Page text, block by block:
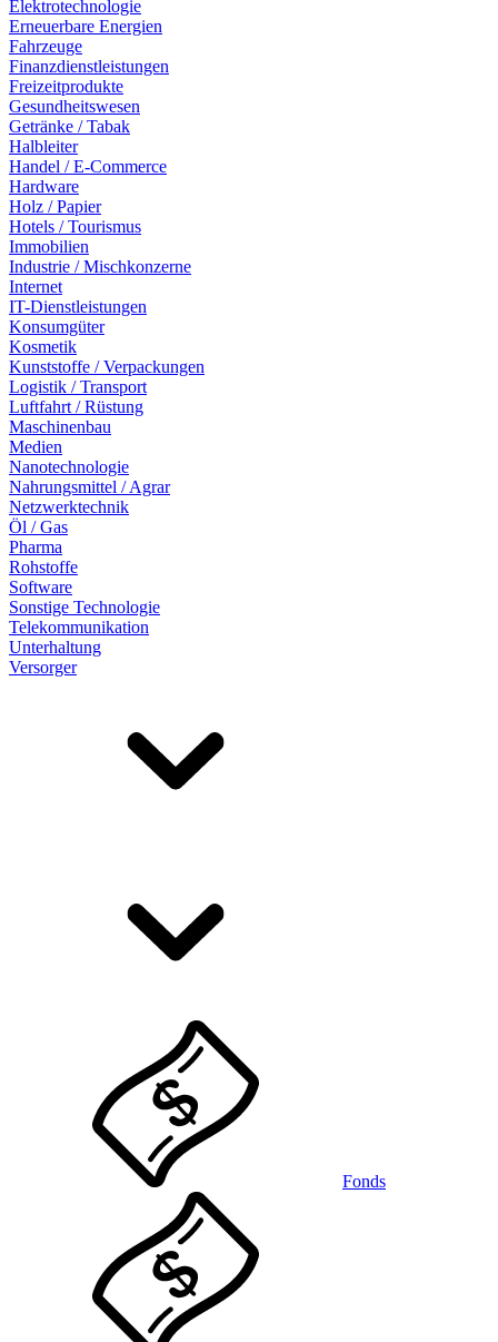
Elektrotechnologie
Erneuerbare Energien
Fahrzeuge
Finanzdienstleistungen
Freizeitprodukte
Gesundheitswesen
Getränke / Tabak
Halbleiter
Handel / E-Commerce
Hardware
Holz / Papier
Hotels / Tourismus
Immobilien
Industrie / Mischkonzerne
Internet
IT-Dienstleistungen
Konsumgüter
Kosmetik
Kunststoffe / Verpackungen
Logistik / Transport
Luftfahrt / Rüstung
Maschinenbau
Medien
Nanotechnologie
Nahrungsmittel / Agrar
Netzwerktechnik
Öl / Gas
Pharma
Rohstoffe
Software
Sonstige Technologie
Telekommunikation
Unterhaltung
Versorger
Fonds